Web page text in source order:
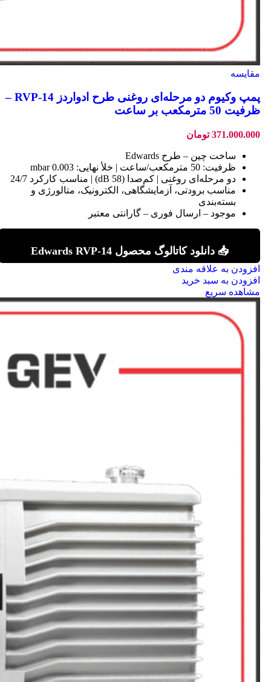
مقایسه
پمپ وکیوم دو مرحله‌ای روغنی طرح ادواردز RVP‑14 –
ظرفیت 50 مترمکعب بر ساعت
371.000.000 تومان
ساخت چین – طرح Edwards
ظرفیت: 50 مترمکعب/ساعت | خلأ نهایی: 0.003 mbar
دو مرحله‌ای روغنی | کم‌صدا (58 dB) | مناسب کارکرد 24/7
مناسب برودتی، آزمایشگاهی، الکترونیک، متالورژی و
بسته‌بندی
موجود – ارسال فوری – گارانتی معتبر
📥 دانلود کاتالوگ محصول Edwards RVP-14
افزودن به علاقه مندی
افزودن به سبد خرید
مشاهده سریع